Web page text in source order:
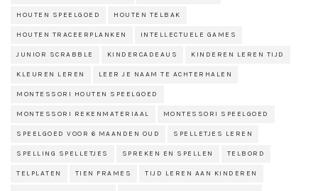
HOUTEN SPEELGOED HOUTEN TELBAK
HOUTEN TRACEERPLANKEN INTELLECTUELE GAMES
JUNIOR SCRABBLE KINDERCADEAUS KINDEREN LEREN TIJD
KLEUREN LEREN LEER JE NAAM TE ACHTERHALEN
MONTESSORI HOUTEN SPEELGOED
MONTESSORI REKENMATERIAAL MONTESSORI SPEELGOED
SPEELGOED VOOR 6 MAANDEN OUD SPELLETJES LEREN
SPELLING SPELLETJES SPREKEN EN SPELLEN TELBORD
TELPLATEN TIEN FRAMES TIJD LEREN AAN KINDEREN